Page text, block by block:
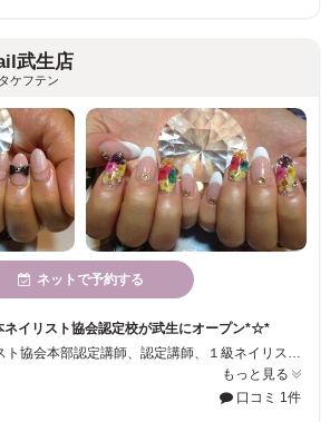
武生店
ケフテン
ネットで予約する
イリスト協会認定校が武生にオープン*☆*
スタッフは日本ネイリスト協会本部認定講師、認定講師、１級ネイリスト！ 明るいスタッフさんと楽しくキラキラ輝けるネイルを作ってみませんか？
もっと見る
口コミ 1件